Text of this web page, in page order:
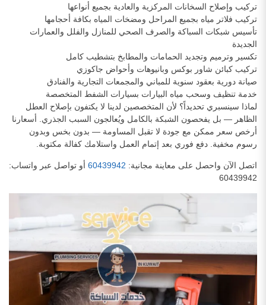
تركيب وإصلاح السخانات المركزية والعادية بجميع أنواعها
تركيب فلاتر مياه بجميع المراحل ومضخات المياه بكافة أحجامها
تأسيس شبكات السباكة والصرف الصحي للمنازل والفلل والعمارات
الجديدة
تكسير وترميم وتجديد الحمامات والمطابخ بتشطيب كامل
تركيب كبائن شاور بوكس وبانيوهات وأحواض جاكوزي
صيانة دورية بعقود سنوية للمباني والمجمعات التجارية والفنادق
خدمة تنظيف وسحب مياه البيارات بسيارات الشفط المتخصصة
لماذا سينسبري تحديداً؟ لأن المتخصصين لدينا لا يكتفون بإصلاح العطل
الظاهر — بل يفحصون الشبكة بالكامل ويُعالجون السبب الجذري. أسعارنا
أرخص سعر ممكن مع جودة لا تقبل المساومة — بدون بخس وبدون
رسوم مخفية. دفع فوري بعد إتمام العمل واستلامك كفالة مكتوبة.
اتصل الآن واحصل على معاينة مجانية: 60439942 أو تواصل عبر واتساب:
60439942